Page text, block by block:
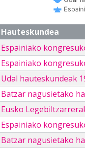
Hauteskundea
Espainiako
Espainiako
Udal hauteskundeak
Batzar nagusietako
Eusko
Espainiako
Batzar nagusietako